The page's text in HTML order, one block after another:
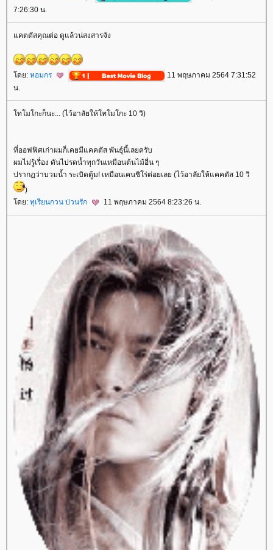
7:26:30 น.
คตตัสคุณต่อ ดูแล้วน่สงสารจัง
ดย: หอมกร
11 พฤษภาคม 2564 7:31:52
น.
ทโมโกะก็นะ... (ไว้อาลัยให้โทโมโกะ 10 วิ)
ที่ออฟฟิศเก่าผมก็เคยมีแคคตัส พันธุ์นี้เลยครับ
ผมไม่รู้เรื่อง ดันไปรดน้ำทุกวันเหมือนต้นไม้อื่น ๆ
ปรากฏว่าบวมน้ำ ระเบิดตู้ม! เหมือนเคนชิโร่ต่อยเลย (ไว้อาลัยให้แคคตัส 10 วิ
)
ดย: ทุเรียนกวน ป่วนรัก 11 พฤษภาคม 2564 8:23:26 น.